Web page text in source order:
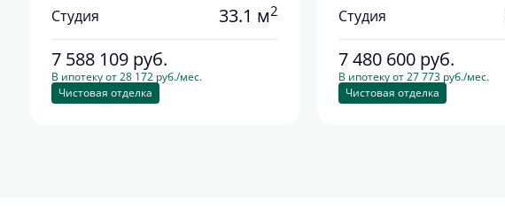
Студия 33.1 м2
7 588 109 руб.
В ипотеку от 28 172 руб./мес.
Чистовая отделка
Студия
7 480 600 руб.
В ипотеку от 27 773 руб./мес.
Чистовая отделка